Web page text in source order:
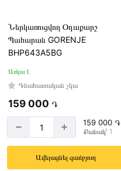
Ներկառուցվող Օդաքարշ
Պահարան GORENJE
BHP643A5BG
Առկա է
Գնահատական չկա
159 000 ֏
159 000 ֏
Քանակ՝ 1
Ավելացնել զամբյուղ